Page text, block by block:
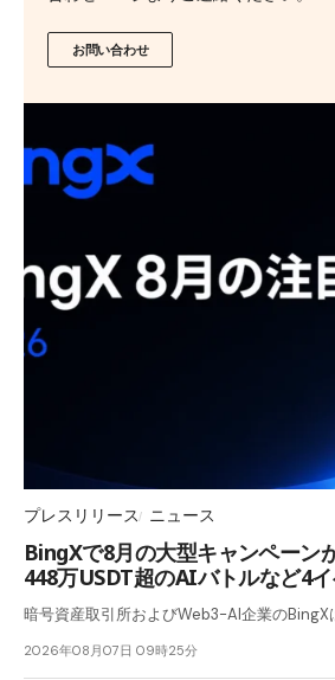
お問い合わせ
プレスリリース ニュース
BingXで8月の大型キャンペーン
448万USDT超のAIバトルなど4
暗号資産取引所およびWeb3-AI企業の
2026年08月07日 09時25分